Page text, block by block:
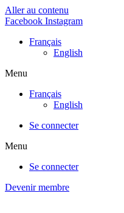
Aller au contenu
Facebook Instagram
Français
English
Menu
Français
English
Se connecter
Menu
Se connecter
Devenir membre